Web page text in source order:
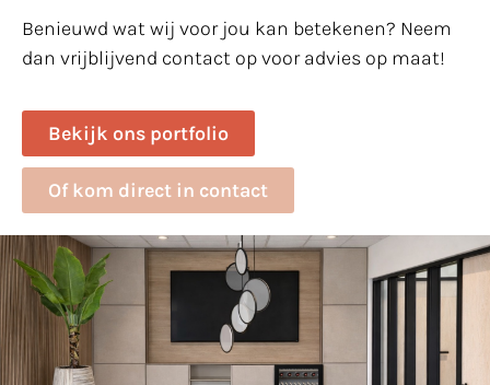
Benieuwd wat wij voor jou kan betekenen? Neem
dan vrijblijvend contact op voor advies op maat!
Bekijk ons portfolio
Of kom direct in contact